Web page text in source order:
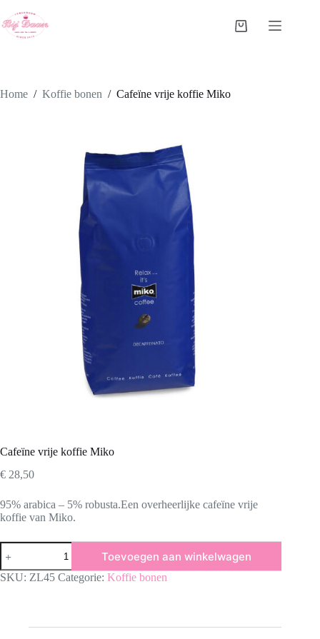
naar
de
Winkelwagen
Home / Koffie bonen / Cafeïne vrije koffie Miko
Cafeïne vrije koffie Miko
€ 28,50
95% arabica – 5% robusta.Een overheerlijke cafeïne vrije
koffie van Miko.
Cafeïne
vrije
koffie
Miko
Toevoegen aan winkelwagen
SKU: ZL45 Categorie: Koffie bonen